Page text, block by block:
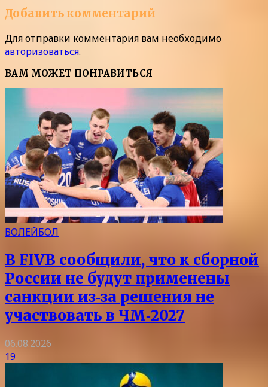
Добавить комментарий
Для отправки комментария вам необходимо
авторизоваться.
ВАМ МОЖЕТ ПОНРАВИТЬСЯ
ВОЛЕЙБОЛ
В FIVB сообщили, что к сборной
России не будут применены
санкции из‑за решения не
участвовать в ЧМ‑2027
06.08.2026
19